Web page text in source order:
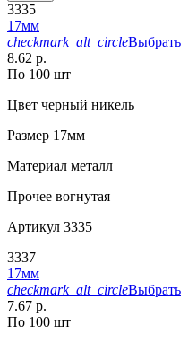
3335
17мм
checkmark_alt_circleВыбрать
8.62 р.
По 100 шт
Цвет черный никель
Размер 17мм
Материал металл
Прочее вогнутая
Артикул 3335
3337
17мм
checkmark_alt_circleВыбрать
7.67 р.
По 100 шт